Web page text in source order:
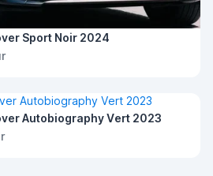
Sport Noir 2024
Autobiography Vert 2023